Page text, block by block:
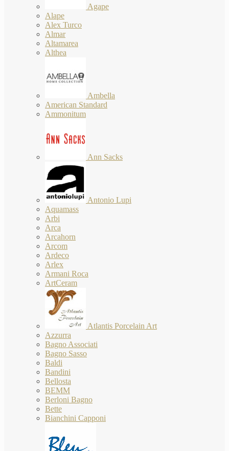
Agape
Alape
Alex Turco
Almar
Altamarea
Althea
Ambella
American Standard
Ammonitum
Ann Sacks
Antonio Lupi
Aquamass
Arbi
Arca
Arcahorn
Arcom
Ardeco
Arlex
Armani Roca
ArtCeram
Atlantis Porcelain Art
Azzurra
Bagno Associati
Bagno Sasso
Baldi
Bandini
Bellosta
BEMM
Berloni Bagno
Bette
Bianchini Capponi